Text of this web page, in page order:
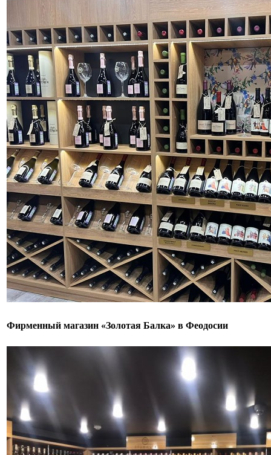
Фирменный магазин «Золотая Балка» в Феодосии